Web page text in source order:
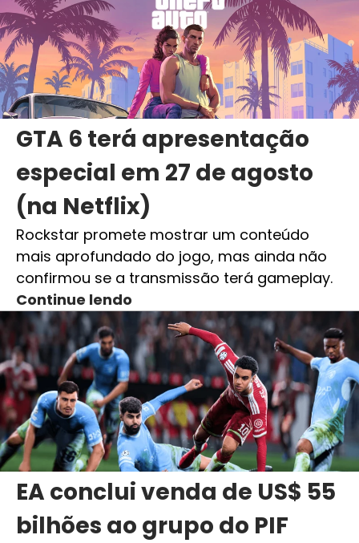
GTA 6 terá apresentação
especial em 27 de agosto
(na Netflix)
Rockstar promete mostrar um conteúdo
mais aprofundado do jogo, mas ainda não
confirmou se a transmissão terá gameplay.
Continue lendo
EA conclui venda de US$ 55
bilhões ao grupo do PIF